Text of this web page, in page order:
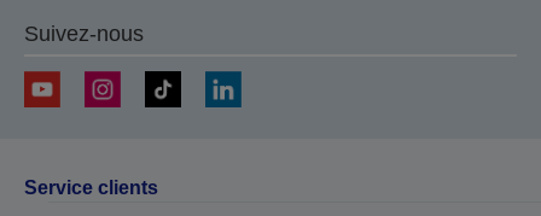
Suivez-nous
Service clients